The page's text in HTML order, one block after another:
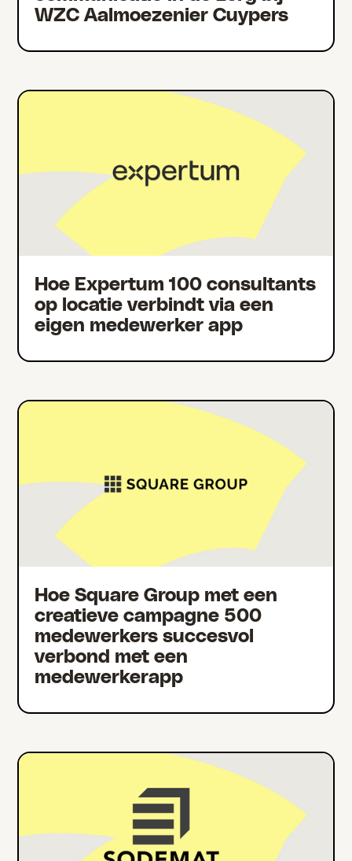
WZC Aalmoezenier Cuypers
Hoe Expertum 100 consultants
op locatie verbindt via een
eigen medewerker app
Hoe Square Group met een
creatieve campagne 500
medewerkers succesvol
verbond met een
medewerkerapp